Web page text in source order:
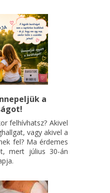
a
felhívhatsz? Akivel
vagy akivel a
fel? Ma érdemes
mert július 30-án